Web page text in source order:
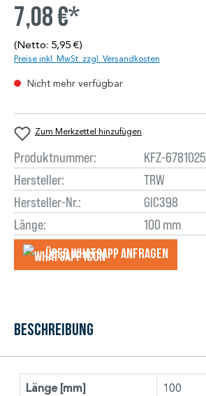
7,08 €*
(Netto: 5,95 €)
Preise inkl. MwSt. zzgl. Versandkosten
Nicht mehr verfügbar
Zum Merkzettel hinzufügen
Produktnummer:
KFZ-6781025
Hersteller:
TRW
Hersteller-Nr.:
GIC398
Länge:
100 mm
Über WhatsApp anfragеn
Beschreibung
Länge [mm] 100